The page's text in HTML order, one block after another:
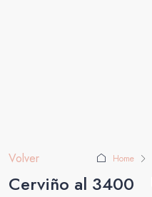
Volver Home
Cerviño al 3400